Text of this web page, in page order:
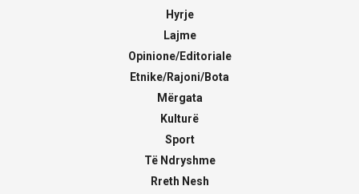
Hyrje
Lajme
Opinione/Editoriale
Etnike/Rajoni/Bota
Mërgata
Kulturë
Sport
Të Ndryshme
Rreth Nesh